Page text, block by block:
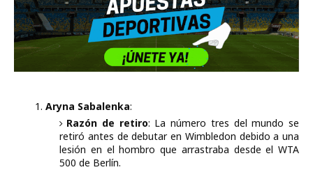
Aryna Sabalenka:
Razón de retiro: La número tres del mundo se
retiró antes de debutar en Wimbledon debido a una
lesión en el hombro que arrastraba desde el WTA
500 de Berlín.